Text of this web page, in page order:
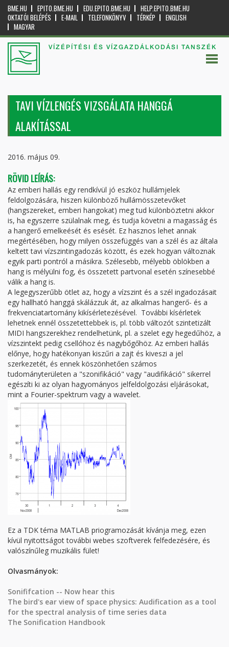
BME.HU EPITO.BME.HU EDU.EPITO.BME.HU
HELP.EPITO.BME.HU
OKTATÓI BELÉPÉS
E-MAIL TELEFONKÖNYV TÉRKÉP
ENGLISH
MAGYAR
VÍZÉPÍTÉSI ÉS VÍZGAZDÁLKODÁSI TANSZÉK
TAVI VÍZLENGÉS VIZSGÁLATA HANGGÁ
ALAKÍTÁSSAL
2016. május 09.
RÖVID LEÍRÁS:
Az emberi hallás egy rendkívül jó eszköz hullámjelek
feldolgozására, hiszen különböző hullámösszetevőket
(hangszereket, emberi hangokat) meg tud különböztetni akkor
is, ha egyszerre szülalnak meg, és tudja követni a magasság és
a hangerő emelkeését és esését. Ez hasznos lehet annak
megértésében, hogy milyen összefüggés van a szél és az általa
keltett tavi vízszintingadozás között, és ezek hogyan változnak
egyik parti pontról a másikra. Szélesebb, mélyebb öblökben a
hang is mélyülni fog, és összetett partvonal esetén színesebbé
válik a hang is.
A legegyszerűbb ötlet az, hogy a vízszint és a szél ingadozásait
egy hallható hanggá skálázzuk át, az alkalmas hangerő- és a
frekvenciatartomány kikísérletezésével. További kísérletek
lehetnek ennél összetettebbek is, pl. több változót szintetizált
MIDI hangszerekhez rendelhetünk, pl. a szelet egy hegedűhöz, a
vízszintekt pedig csellóhoz és nagybőgőhöz. Az emberi hallás
előnye, hogy hatékonyan kiszűri a zajt és kiveszi a jel
szerkezetét, és ennek köszönhetően számos
tudományterületen a "szonifikáció" vagy "audifikáció" sikerrel
egészíti ki az olyan hagyományos jelfeldolgozási eljárásokat,
mint a Fourier-spektrum vagy a wavelet.
Ez a TDK téma MATLAB priogramozását kívánja meg, ezen
kívül nyitottságot további webes szoftverek felfedezésére, és
valószínűleg muzikális fület!
Olvasmányok:
Sonififcation -- Now hear this
The bird's ear view of space physics: Audification as a tool
for the spectral analysis of time series data
The Sonification Handbook